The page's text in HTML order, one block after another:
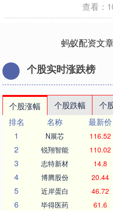
查看：
蚂蚁配资文
个股实时涨跌榜
个股涨幅 个股跌幅 个
排名
名称 最新价
1
N展芯 116.52
2 锐翔智能 110.02
3 志特新材 14.8
4 博腾股份 20.44
5 近岸蛋白 46.72
6 毕得医药 61.6